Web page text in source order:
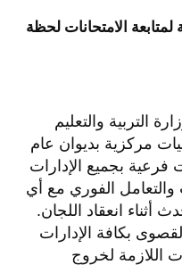
الامتحانات لحظة
التربية والتعليم
مركزية بديوان عام
بجميع الإدارات
والتعامل الفوري مع أي
انعقاد اللجان.
بكافة الإدارات
اللازمة لخروج